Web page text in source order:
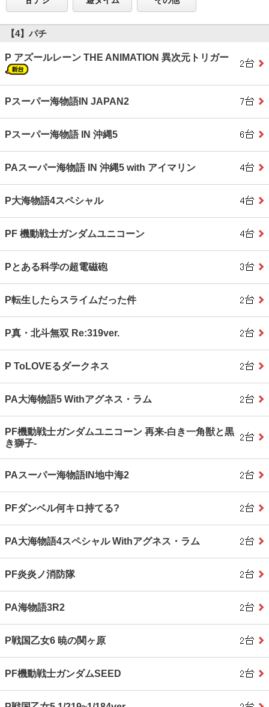
【4】パチ
P アズールレーン THE ANIMATION 異次元トリガー
Pスーパー海物語IN JAPAN2
Pスーパー海物語 IN 沖縄5
PAスーパー海物語 IN 沖縄5 with アイマリン
P大海物語4スペシャル
PF 機動戦士ガンダムユニコーン
Pとある科学の超電磁砲
P転生したらスライムだった件
P真・北斗無双 Re:319ver.
P ToLOVEるダークネス
PA大海物語5 Withアグネス・ラム
PF機動戦士ガンダムユニコーン 再来‐白き一角獣と黒
き獅子‐
PAスーパー海物語IN地中海2
PFダンベル何キロ持てる?
PA大海物語4スペシャル Withアグネス・ラム
PF炎炎ノ消防隊
PA海物語3R2
P戦国乙女6 暁の関ヶ原
PF機動戦士ガンダムSEED